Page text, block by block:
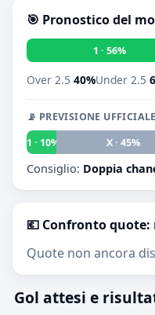
🎯 Pronostico del
1 · 56%
Over 2.5 40%Under 2.5
📡 PREVISIONE
1 · 10%
X · 45%
Consiglio: Doppia
💶 Confronto
Quote non ancora
Gol attesi e